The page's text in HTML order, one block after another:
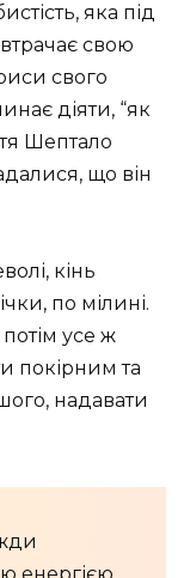
яка під
свою
свого
діяти, “як
Шептало
що він
кінь
по мілині.
усе ж
покірним та
надавати